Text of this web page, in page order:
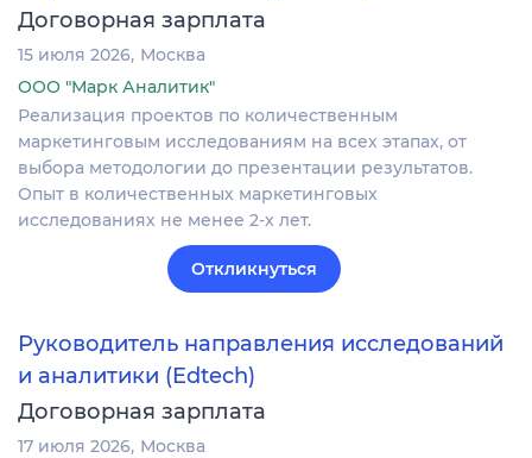
Договорная зарплата
15 июля 2026 Москва
ООО "Марк Аналитик"
Реализация проектов по количественным
маркетинговым исследованиям на всех этапах, от
выбора методологии до презентации результатов.
Опыт в количественных маркетинговых
исследованиях не менее 2-х лет.
Откликнуться
Руководитель направления исследований
и аналитики (Edtech)
Договорная зарплата
17 июля 2026 Москва